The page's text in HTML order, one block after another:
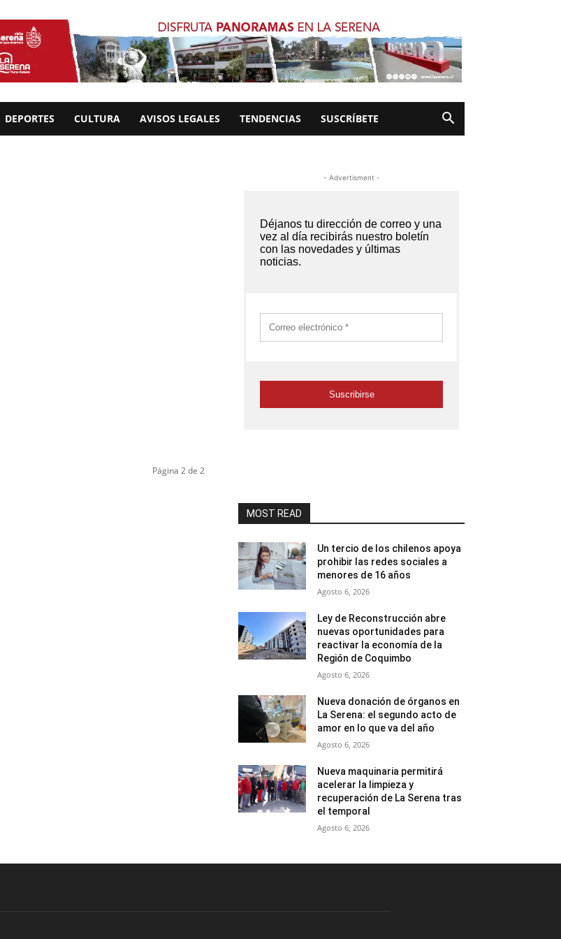
DEPORTES CULTURA AVISOS LEGALES TENDENCIAS SUSCRÍBETE
Página 2 de 2
- Advertisment -
MOST READ
Un tercio de los chilenos apoya
prohibir las redes sociales a
menores de 16 años
Agosto 6, 2026
Ley de Reconstrucción abre
nuevas oportunidades para
reactivar la economía de la
Región de Coquimbo
Agosto 6, 2026
Nueva donación de órganos en
La Serena: el segundo acto de
amor en lo que va del año
Agosto 6, 2026
Nueva maquinaria permitirá
acelerar la limpieza y
recuperación de La Serena tras
el temporal
Agosto 6, 2026